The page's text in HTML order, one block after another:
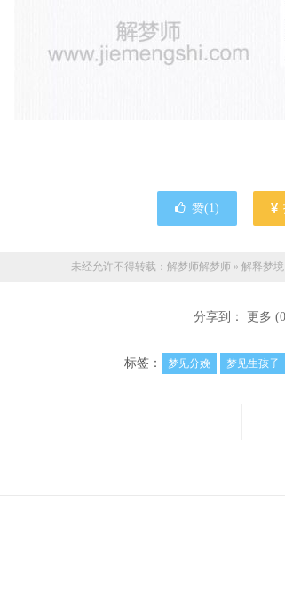
赞(1)
未经允许不得转载：解梦师解梦师 » 解释梦
分享到： 更多 (0
标签： 梦见分娩 梦见生孩子